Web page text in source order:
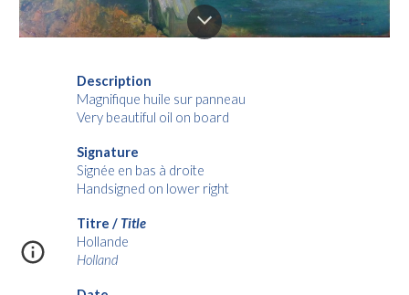
Description
Magnifique huile sur panneau
Very beautiful oil on board
Signature
Signée en bas à droite
Handsigned on lower right
Titre / Title
Hollande
Holland